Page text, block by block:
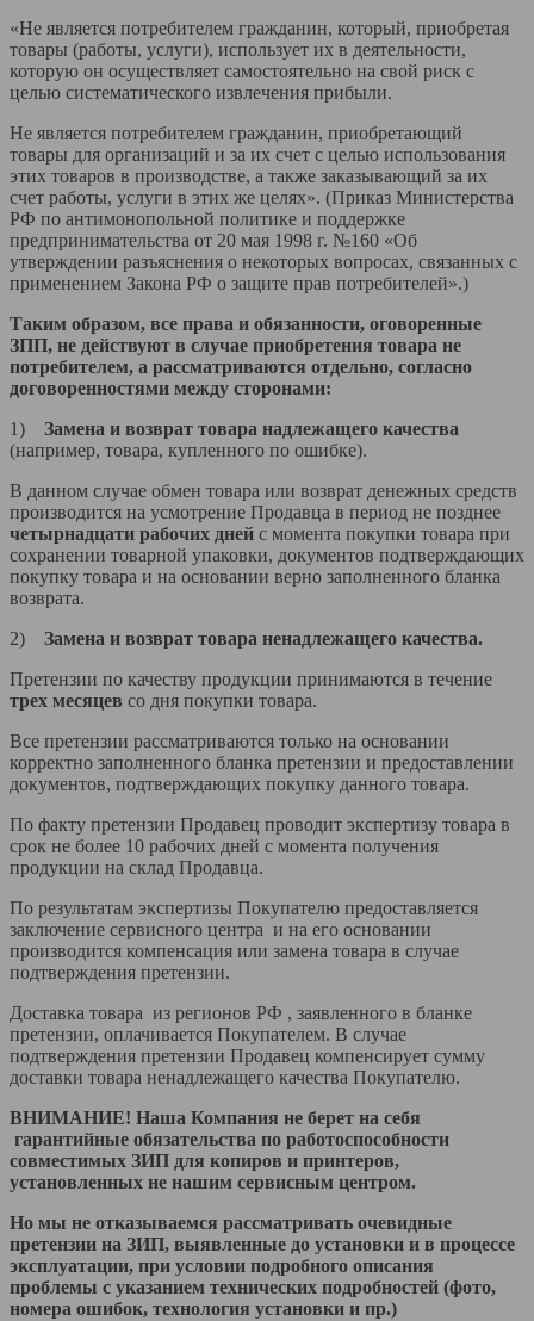
«Не является потребителем гражданин, который, приобретая
товары (работы, услуги), использует их в деятельности,
которую он осуществляет самостоятельно на свой риск с
целью систематического извлечения прибыли.
Не является потребителем гражданин, приобретающий
товары для организаций и за их счет с целью использования
этих товаров в производстве, а также заказывающий за их
счет работы, услуги в этих же целях». (Приказ Министерства
РФ по антимонопольной политике и поддержке
предпринимательства от 20 мая 1998 г. №160 «Об
утверждении разъяснения о некоторых вопросах, связанных с
применением Закона РФ о защите прав потребителей».)
Таким образом, все права и обязанности, оговоренные
ЗПП, не действуют в случае приобретения товара не
потребителем, а рассматриваются отдельно, согласно
договоренностями между сторонами:
1) Замена и возврат товара надлежащего качества
(например, товара, купленного по ошибке).
В данном случае обмен товара или возврат денежных средств
производится на усмотрение Продавца в период не позднее
четырнадцати рабочих дней с момента покупки товара при
сохранении товарной упаковки, документов подтверждающих
покупку товара и на основании верно заполненного бланка
возврата.
2) Замена и возврат товара ненадлежащего качества.
Претензии по качеству продукции принимаются в течение
трех месяцев со дня покупки товара.
Все претензии рассматриваются только на основании
корректно заполненного бланка претензии и предоставлении
документов, подтверждающих покупку данного товара.
По факту претензии Продавец проводит экспертизу товара в
срок не более 10 рабочих дней с момента получения
продукции на склад Продавца.
По результатам экспертизы Покупателю предоставляется
заключение сервисного центра и на его основании
производится компенсация или замена товара в случае
подтверждения претензии.
Доставка товара из регионов РФ , заявленного в бланке
претензии, оплачивается Покупателем. В случае
подтверждения претензии Продавец компенсирует сумму
доставки товара ненадлежащего качества Покупателю.
ВНИМАНИЕ! Наша Компания не берет на себя
гарантийные обязательства по работоспособности
совместимых ЗИП для копиров и принтеров,
установленных не нашим сервисным центром.
Но мы не отказываемся рассматривать очевидные
претензии на ЗИП, выявленные до установки и в процессе
эксплуатации, при условии подробного описания
проблемы с указанием технических подробностей (фото,
номера ошибок, технология установки и пр.)